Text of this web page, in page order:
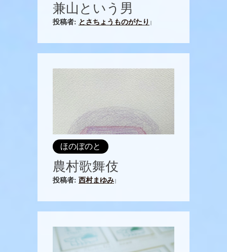
兼山という男
投稿者: とさちょうものがたり
ほのぼのと
農村歌舞伎
投稿者: 西村まゆみ